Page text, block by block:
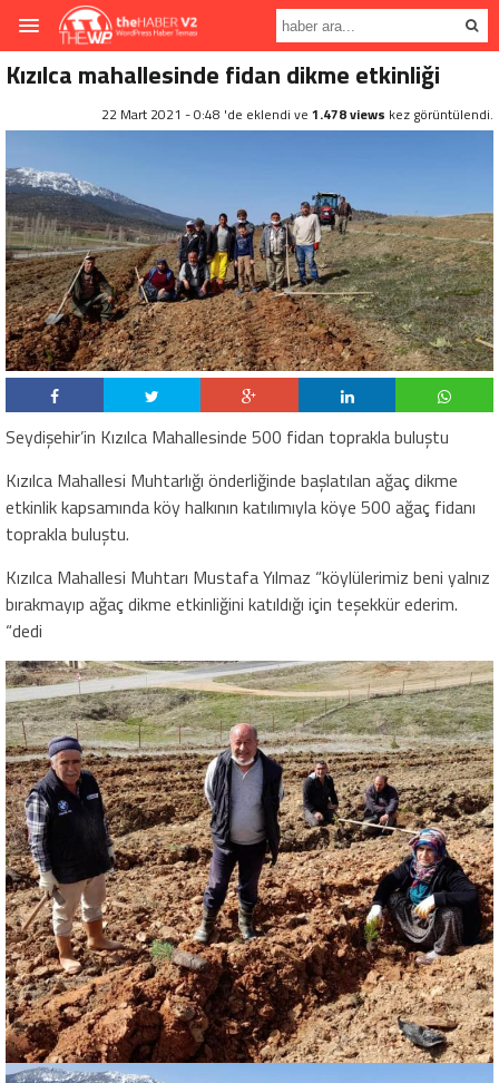
Kızılca mahallesinde fidan dikme etkinliği
22 Mart 2021 - 0:48 'de eklendi ve 1.478 views kez görüntülendi.
Seydişehir’in Kızılca Mahallesinde 500 fidan toprakla buluştu
Kızılca Mahallesi Muhtarlığı önderliğinde başlatılan ağaç dikme
etkinlik kapsamında köy halkının katılımıyla köye 500 ağaç fidanı
toprakla buluştu.
Kızılca Mahallesi Muhtarı Mustafa Yılmaz “köylülerimiz beni yalnız
bırakmayıp ağaç dikme etkinliğini katıldığı için teşekkür ederim.
“dedi